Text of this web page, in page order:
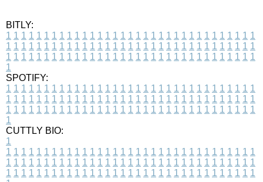
BITLY:
1 1 1 1 1 1 1 1 1 1 1 1 1 1 1 1 1 1 1 1 1 1 1 1 1 1 1 1 1 1 1 1 1
1 1 1 1 1 1 1 1 1 1 1 1 1 1 1 1 1 1 1 1 1 1 1 1 1 1 1 1 1 1 1 1 1
1 1 1 1 1 1 1 1 1 1 1 1 1 1 1 1 1 1 1 1 1 1 1 1 1 1 1 1 1 1 1 1 1
1
SPOTIFY:
1 1 1 1 1 1 1 1 1 1 1 1 1 1 1 1 1 1 1 1 1 1 1 1 1 1 1 1 1 1 1 1 1
1 1 1 1 1 1 1 1 1 1 1 1 1 1 1 1 1 1 1 1 1 1 1 1 1 1 1 1 1 1 1 1 1
1 1 1 1 1 1 1 1 1 1 1 1 1 1 1 1 1 1 1 1 1 1 1 1 1 1 1 1 1 1 1 1 1
1
CUTTLY BIO:
1
1 1 1 1 1 1 1 1 1 1 1 1 1 1 1 1 1 1 1 1 1 1 1 1 1 1 1 1 1 1 1 1 1
1 1 1 1 1 1 1 1 1 1 1 1 1 1 1 1 1 1 1 1 1 1 1 1 1 1 1 1 1 1 1 1 1
1 1 1 1 1 1 1 1 1 1 1 1 1 1 1 1 1 1 1 1 1 1 1 1 1 1 1 1 1 1 1 1 1